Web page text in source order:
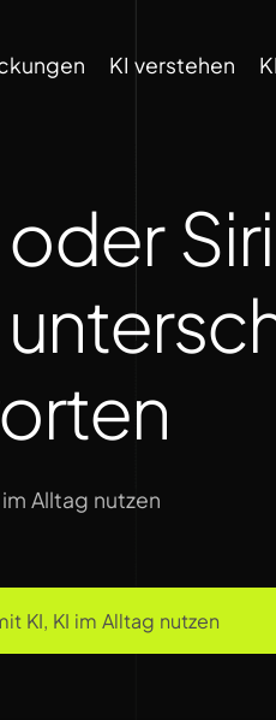
KI verstehen
im Alltag nutzen
KI, KI im Alltag nutzen